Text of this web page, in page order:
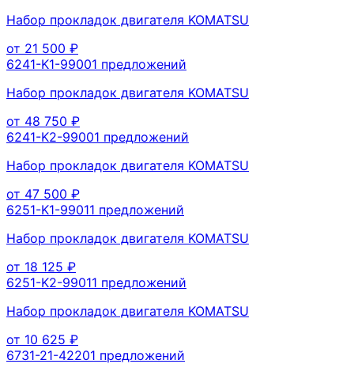
Набор прокладок двигателя KOMATSU
от 21 500 ₽
6241-K1-99001 предложений
Набор прокладок двигателя KOMATSU
от 48 750 ₽
6241-K2-99001 предложений
Набор прокладок двигателя KOMATSU
от 47 500 ₽
6251-K1-99011 предложений
Набор прокладок двигателя KOMATSU
от 18 125 ₽
6251-K2-99011 предложений
Набор прокладок двигателя KOMATSU
от 10 625 ₽
6731-21-42201 предложений